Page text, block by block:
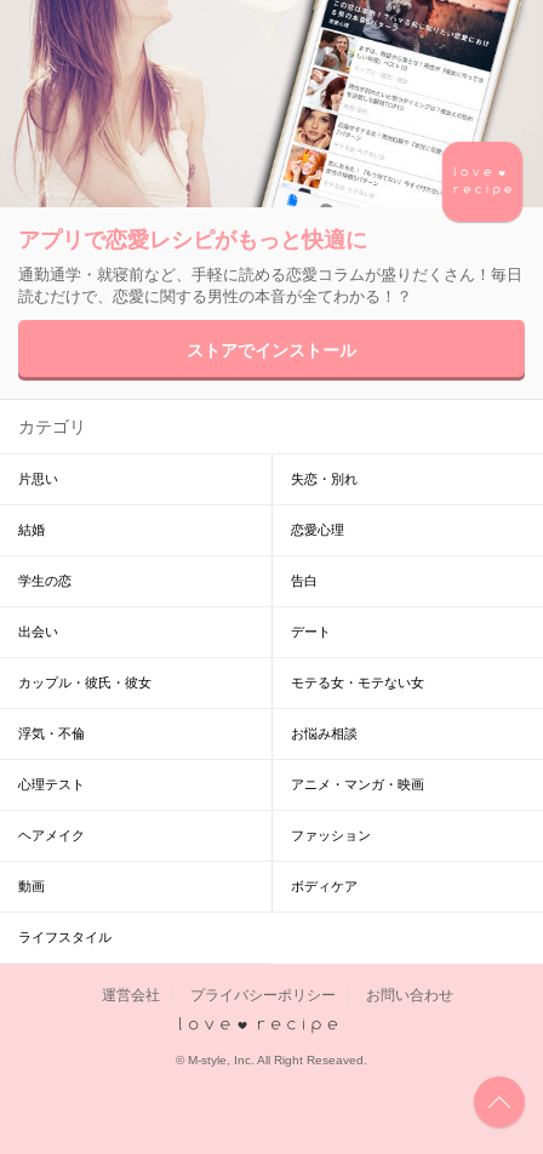
アプリで恋愛レシピがもっと快適に
通勤通学・就寝前など、手軽に読める恋愛コラムが盛りだくさん！毎日
読むだけで、恋愛に関する男性の本音が全てわかる！？
ストアでインストール
カテゴリ
片思い 失恋・別れ
結婚 恋愛心理
学生の恋 告白
出会い デート
カップル・彼氏・彼女 モテる女・モテない女
浮気・不倫 お悩み相談
心理テスト アニメ・マンガ・映画
ヘアメイク ファッション
動画 ボディケア
ライフスタイル
運営会社 プライバシーポリシー お問い合わせ
© M-style, Inc. All Right Reseaved.